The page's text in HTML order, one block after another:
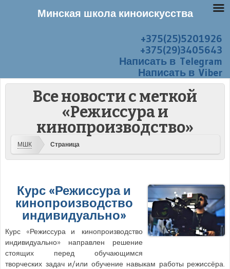
+375(25)5201926
+375(29)3405643
Написать в Telegram
Написать в Viber
Все новости с меткой
«Режиссура и
кинопроизводство»
МШК Страница
Курс «Режиссура и
кинопроизводство
индивидуально»
Курс «Режиссура и кинопроизводство
индивидуально» направлен решение
стоящих перед обучающимся
творческих задач и/или обучение навыкам работы режиссёра.
Минская школа киноискусства